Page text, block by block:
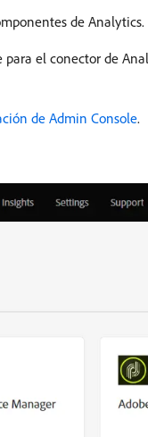
de Analytics.
el conector de
de Admin Console.